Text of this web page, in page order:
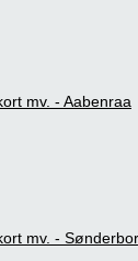
mv. - Aabenraa
mv. -